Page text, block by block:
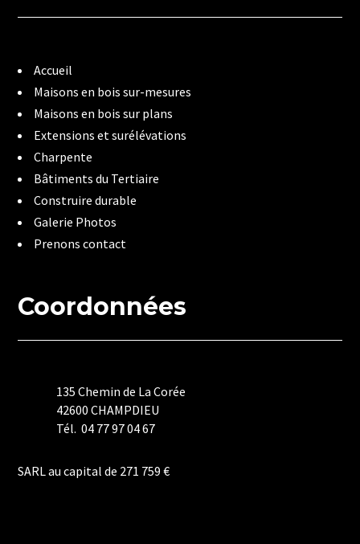
Accueil
Maisons en bois sur-mesures
Maisons en bois sur plans
Extensions et surélévations
Charpente
Bâtiments du Tertiaire
Construire durable
Galerie Photos
Prenons contact
Coordonnées
135 Chemin de La Corée
42600 CHAMPDIEU
Tél. 04 77 97 04 67
SARL au capital de 271 759 €
Politique de Confidentialité